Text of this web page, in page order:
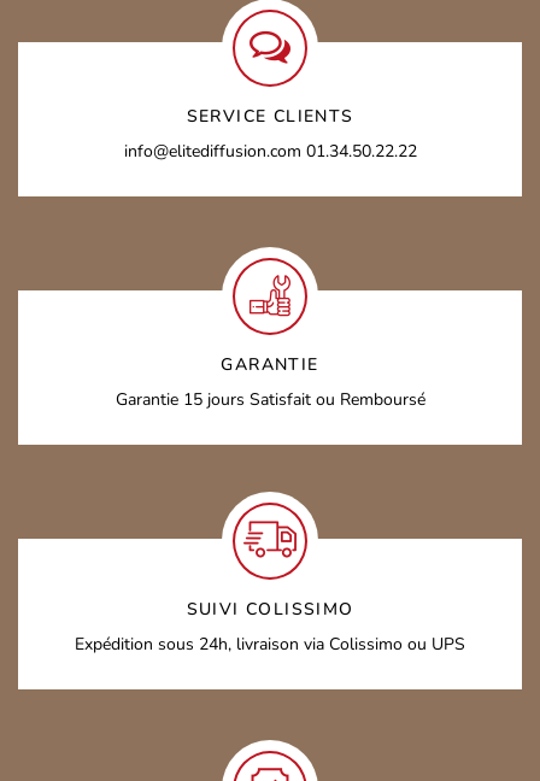
SERVICE CLIENTS
info@elitediffusion.com 01.34.50.22.22
GARANTIE
Garantie 15 jours Satisfait ou Remboursé
SUIVI COLISSIMO
Expédition sous 24h, livraison via Colissimo ou UPS